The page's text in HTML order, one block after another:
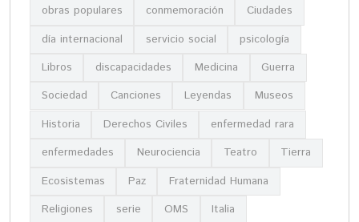
obras populares
conmemoración
Ciudades
día internacional
servicio social
psicología
Libros
discapacidades Medicina
Guerra
Sociedad
Canciones Leyendas
Museos
Historia
Derechos Civiles
enfermedad rara
enfermedades
Neurociencia Teatro
Tierra
Ecosistemas
Paz
Fraternidad Humana
Religiones
serie OMS
Italia